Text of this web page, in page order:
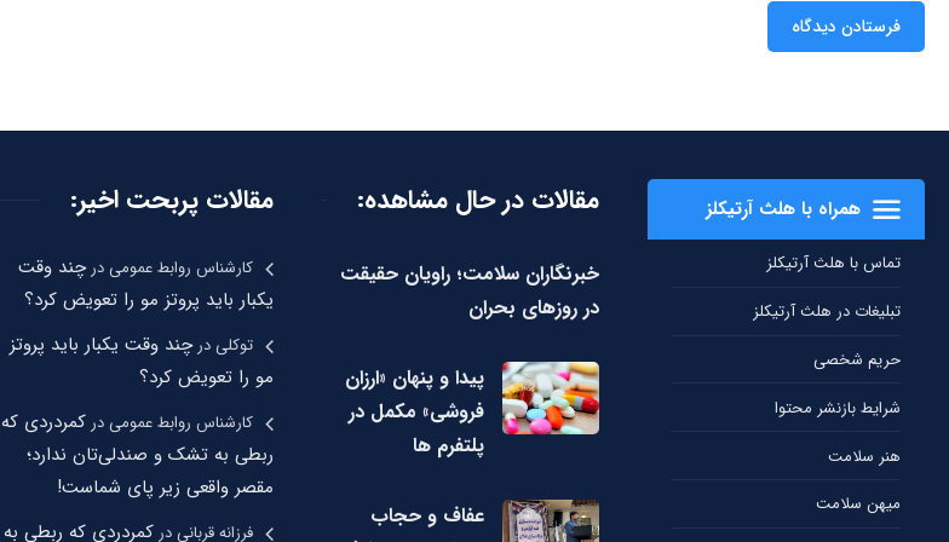
همراه با هلث آرتیکلز
تماس با هلث آرتیکلز
تبلیغات در هلث آرتیکلز
حریم شخصی
شرایط بازنشر محتوا
هنر سلامت
میهن سلامت
مقالات در حال مشاهده:
خبرنگاران سلامت؛ راویان حقیقت
در روزهای بحران
پیدا و پنهان «ارزان
فروشی» مکمل در
پلتفرم ها
عفاف و حجاب
مقالات پربحت اخیر:
کارشناس روابط عمومیدرچند وقت
یکبار باید پروتز مو را تعویض کرد؟
توکلیدرچند وقت یکبار باید پروتز
مو را تعویض کرد؟
کارشناس روابط عمومیدر کمردردی که
ربطی به تشک و صندلی‌تان ندارد؛
مقصر واقعی زیر پای شماست!
فرزانه قربانیدر کمردردی که ربطی به